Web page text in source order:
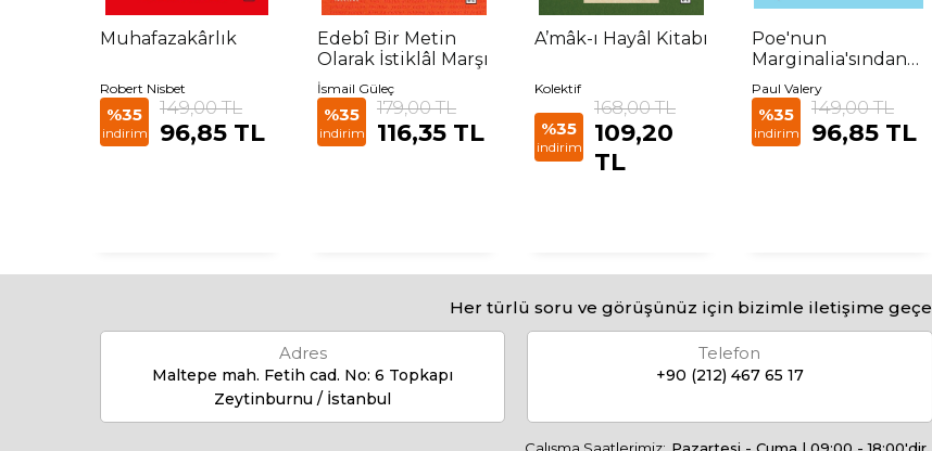
Muhafazakârlık
Robert Nisbet
%35
indirim
149,00 TL
96,85 TL
Edebî Bir Metin
Olarak İstiklâl Marşı
İsmail Güleç
%35
indirim
179,00 TL
116,35 TL
A’mâk-ı Hayâl Kitabı
Kolektif
%35
indirim
168,00 TL
109,20
TL
Poe'nun
Marginalia'sından
Bazı Fragmanlar
Paul Valery
%35
indirim
149,00 TL
96,85 TL
Her türlü soru ve görüşünüz için bizimle iletişime
Adres
Maltepe mah. Fetih cad. No: 6 Topkapı
Zeytinburnu / İstanbul
Telefon
+90 (212) 467 65 17